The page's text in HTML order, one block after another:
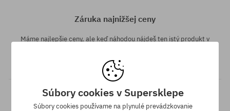
Záruka najnižšej ceny
Máme najlepšie ceny, ale keď náhodou nájdeš ten istý produkt v
cenu!
Súbory cookies v Supersklepe
Súbory cookies používame na plynulé prevádzkovanie